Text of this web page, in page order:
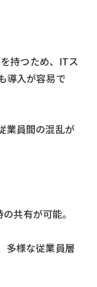
持つため、ITス
導入が容易で
業員間の混乱が
共有が可能。
多様な従業員層